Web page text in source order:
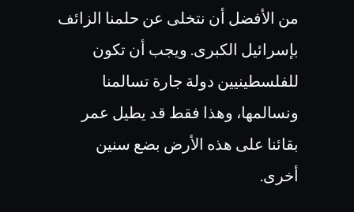
من الأفضل أن نتخلى عن حلمنا الزائف
بإسرائيل الكبرى. ويجب أن تكون
للفلسطينيين دولة جارة تسالمنا
ونسالمها، وهذا فقط قد يطيل عمر
بقائنا على هذه الأرض بضع سنين
أخرى.